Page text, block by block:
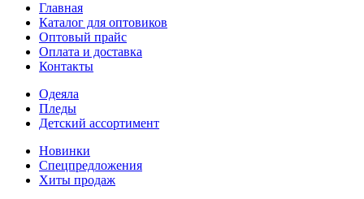
Главная
Каталог для оптовиков
Оптовый прайс
Оплата и доставка
Контакты
Одеяла
Пледы
Детский ассортимент
Новинки
Спецпредложения
Хиты продаж